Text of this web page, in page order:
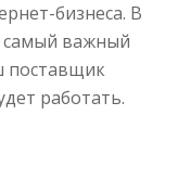
бизнеса. В
самый важный
поставщик
работать.